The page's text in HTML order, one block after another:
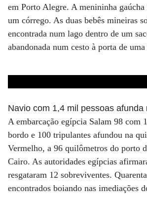
em Porto Alegre. A menininha
um córrego. As duas bebês mineiras
encontrada num lago dentro de um
abandonada num cesto à porta de uma
Navio com 1,4 mil pessoas afunda
A embarcação egípcia Salam 98 com
bordo e 100 tripulantes afundou na
Vermelho, a 96 quilômetros do porto
Cairo. As autoridades egípcias
resgataram 12 sobreviventes.
encontrados boiando nas imediações